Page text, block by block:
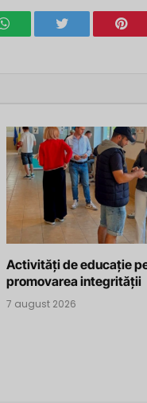
WhatsAppTwitter
Activități de educație
promovarea integrității
7 august 2026